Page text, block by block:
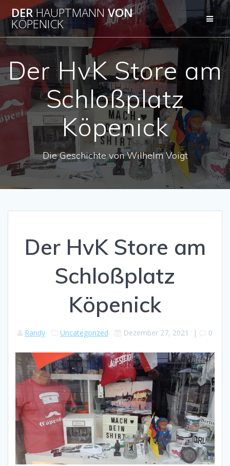
Zum
Inhalt
springen
DERHAUPTMANNVON
KÖPENICK
Der HvK Store am
Schloßplatz
Köpenick
Die Geschichte von Wilhelm Voigt
Der HvK Store am
Schloßplatz
Köpenick
Randy Uncategorized Dezember 27, 2021 | 0